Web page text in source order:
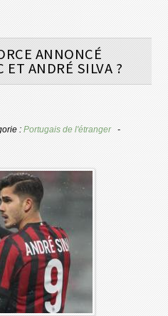
ANNONCÉ
ET ANDRÉ SILVA ?
:Portugais de l'étranger